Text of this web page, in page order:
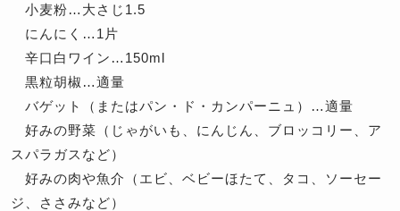
小麦粉…大さじ1.5
にんにく…1片
辛口白ワイン…150ml
黒粒胡椒…適量
バゲット（またはパン・ド・カンパーニュ）…適量
好みの野菜（じゃがいも、にんじん、ブロッコリー、ア
スパラガスなど）
好みの肉や魚介（エビ、ベビーほたて、タコ、ソーセー
ジ、ささみなど）